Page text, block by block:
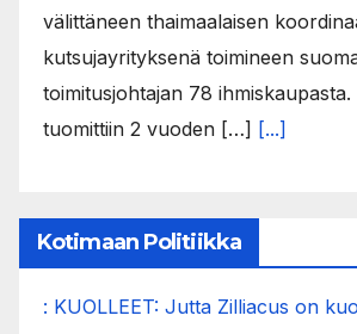
välittäneen thaimaalaisen
kutsujayrityksenä toimineen
toimitusjohtajan 78
tuomittiin 2 vuoden […] [...]
Kotimaan Politiikka
: KUOLLEET: Jutta Zilliacus on